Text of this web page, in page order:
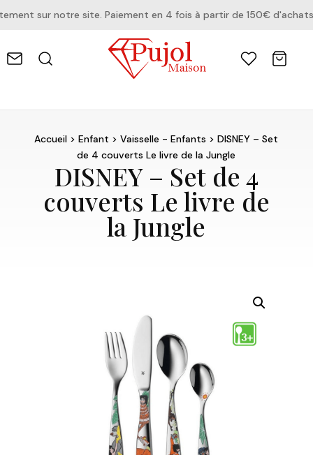
sur notre site. Paiement en 4 fois à partir de 150€ d'achats.
Accueil >Enfant >Vaisselle - Enfants > DISNEY – Set
de 4 couverts Le livre de la Jungle
DISNEY – Set de 4
couverts Le livre de
la Jungle